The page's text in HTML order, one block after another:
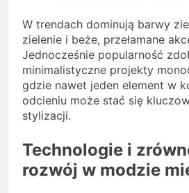
W trendach dominują barwy
zielenie i beże, przełamane
Jednocześnie popularność
minimalistyczne projekty
gdzie nawet jeden element w
odcieniu może stać się
stylizacji.
Technologie i
rozwój w modzie